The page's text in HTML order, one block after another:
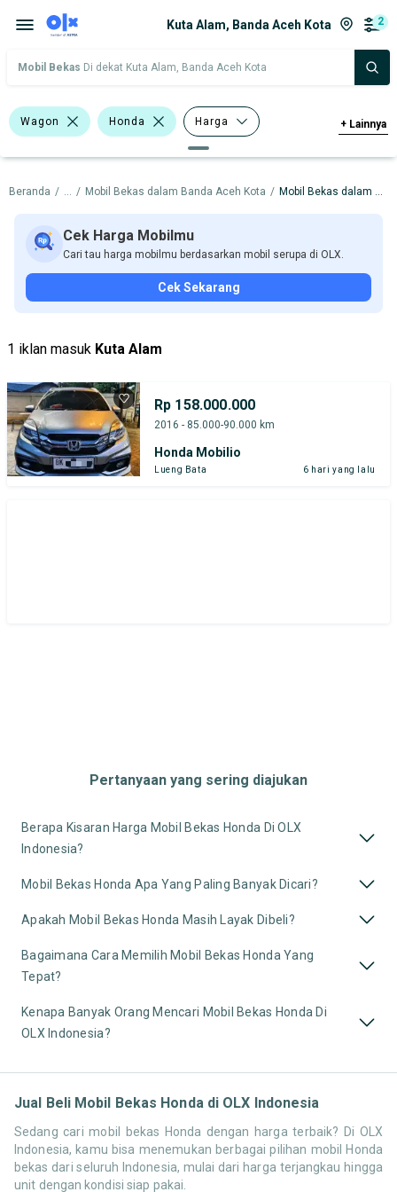
Kuta Alam, Banda Aceh Kota 2
Mobil Bekas Di dekat Kuta Alam, Banda Aceh Kota
Wagon Honda Harga
Merek Dan Model Tahun
Tipe Bodi Tipe Membership
+ Lainnya
Beranda / ... / Mobil Bekas dalam Banda Aceh Kota / Mobil Bekas dalam Kuta Alam
Cek Harga Mobilmu
Cari tau harga mobilmu berdasarkan mobil serupa di OLX.
Cek Sekarang
1 iklan masuk Kuta Alam
Rp 158.000.000
2016 - 85.000-90.000 km
Honda Mobilio
Lueng Bata 6 hari yang lalu
Pertanyaan yang sering diajukan
Berapa Kisaran Harga Mobil Bekas Honda Di OLX
Indonesia?
Mobil Bekas Honda Apa Yang Paling Banyak Dicari?
Apakah Mobil Bekas Honda Masih Layak Dibeli?
Bagaimana Cara Memilih Mobil Bekas Honda Yang
Tepat?
Kenapa Banyak Orang Mencari Mobil Bekas Honda Di
OLX Indonesia?
Jual Beli Mobil Bekas Honda di OLX Indonesia
Sedang cari mobil bekas Honda dengan harga terbaik? Di OLX
Indonesia, kamu bisa menemukan berbagai pilihan mobil Honda
bekas dari seluruh Indonesia, mulai dari harga terjangkau hingga
unit dengan kondisi siap pakai.